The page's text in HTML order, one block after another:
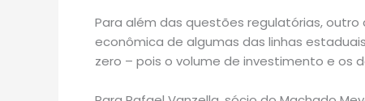
Para além das questões regulatórias,
econômica de algumas das linhas
zero – pois o volume de investimento e os